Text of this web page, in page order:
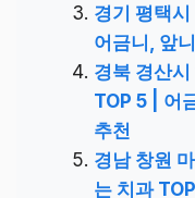
경기 평택시
어금니, 앞
경북 경산
TOP 5 | 어
추천
경남 창원
는 치과